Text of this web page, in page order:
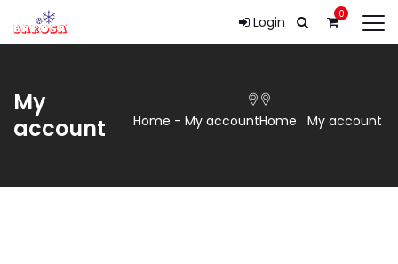
Login 0
My
account
Home -My accountHome My account